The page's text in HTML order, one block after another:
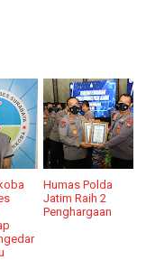
Humas Polda
Jatim Raih 2
Penghargaan